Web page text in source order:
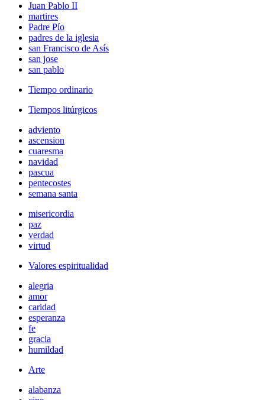
Juan Pablo II
martires
Padre Pío
padres de la iglesia
san Francisco de Asís
san jose
san pablo
Tiempo ordinario
Tiempos litúrgicos
adviento
ascension
cuaresma
navidad
pascua
pentecostes
semana santa
misericordia
paz
verdad
virtud
Valores espiritualidad
alegria
amor
caridad
esperanza
fe
gracia
humildad
Arte
alabanza